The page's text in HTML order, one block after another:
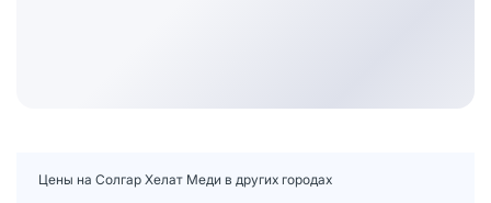
Цены на Солгар Хелат Меди в других городах